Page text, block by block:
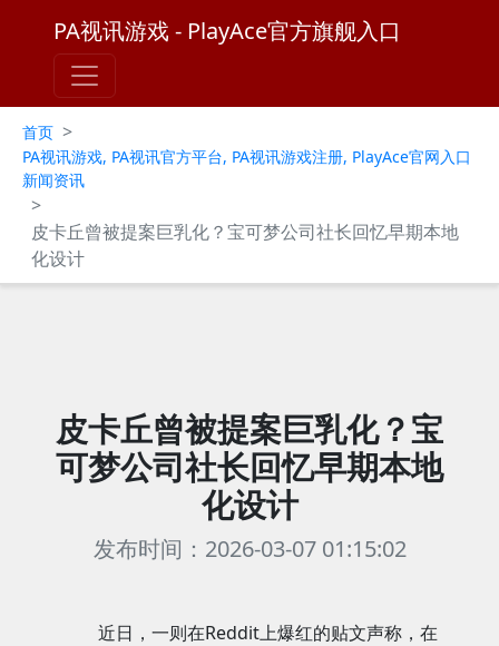
PA视讯游戏 - PlayAce官方旗舰入口
首页 >
PA视讯游戏, PA视讯官方平台, PA视讯游戏注册, PlayAce官网入口
新闻资讯
>
皮卡丘曾被提案巨乳化？宝可梦公司社长回忆早期本地
化设计
皮卡丘曾被提案巨乳化？宝
可梦公司社长回忆早期本地
化设计
发布时间：2026-03-07 01:15:02
近日，一则在Reddit上爆红的贴文声称，在